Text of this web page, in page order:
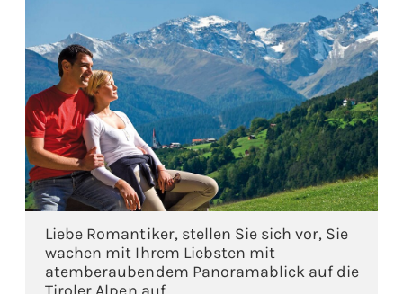
Liebe Romantiker, stellen Sie sich vor, Sie
wachen mit Ihrem Liebsten mit
atemberaubendem Panoramablick auf die